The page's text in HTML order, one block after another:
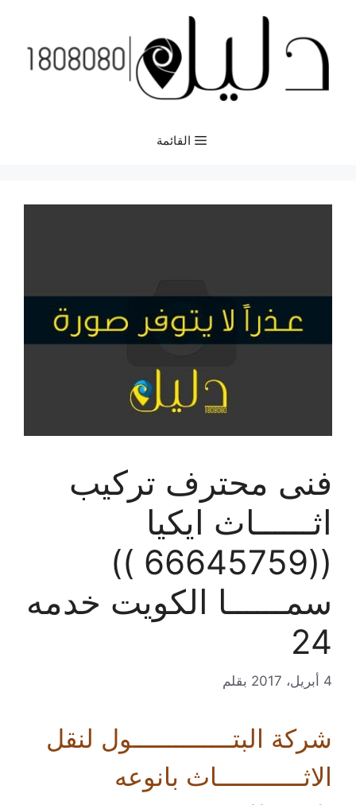
المحتوى
القائمة
فنى محترف تركيب
اثــــــاث ايكيا
((66645759 ))
سمــــــا الكويت خدمه
24
4 أبريل، 2017 بقلم
شركة البتــــــــــــــول لنقل
الاثــــــــــــاث بانوعه